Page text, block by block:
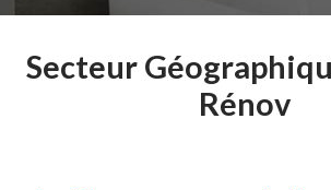
Secteur
Rénov